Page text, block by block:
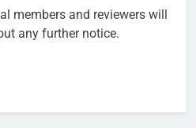
members and reviewers will
any further notice.